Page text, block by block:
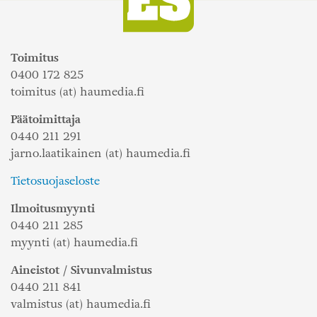
Toimitus
0400 172 825
toimitus (at) haumedia.fi
Päätoimittaja
0440 211 291
jarno.laatikainen (at) haumedia.fi
Tietosuojaseloste
Ilmoitusmyynti
0440 211 285
myynti (at) haumedia.fi
Aineistot / Sivunvalmistus
0440 211 841
valmistus (at) haumedia.fi